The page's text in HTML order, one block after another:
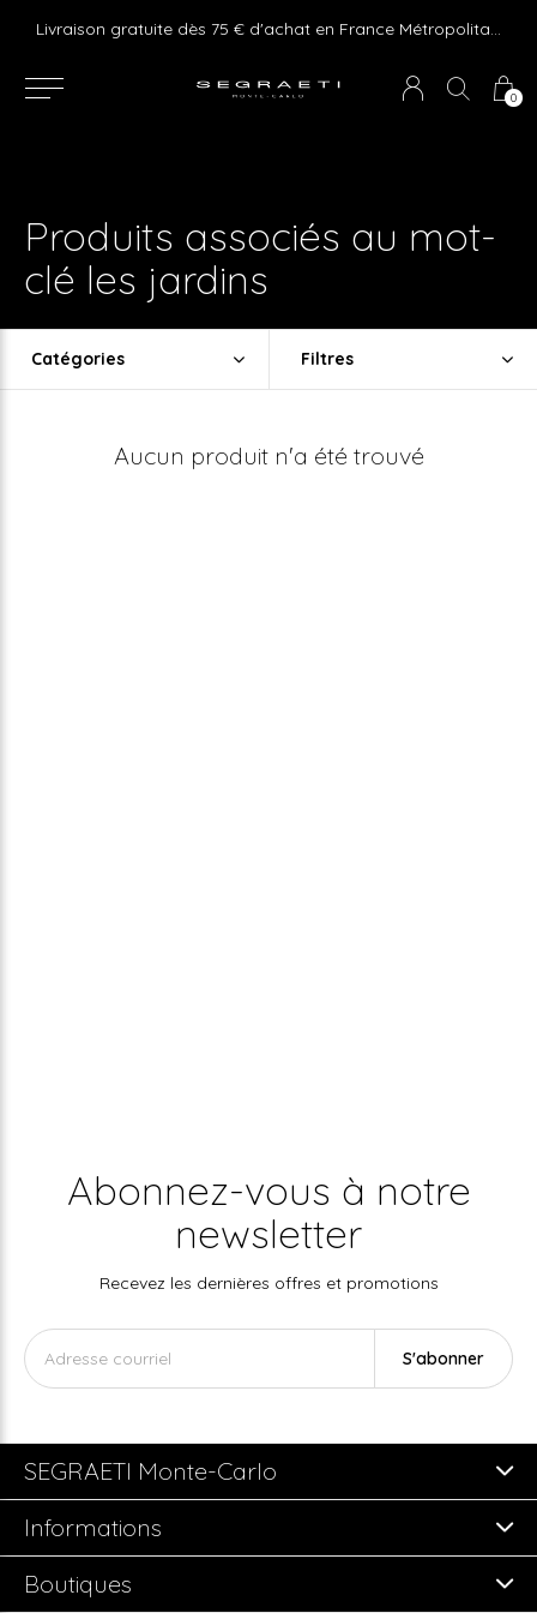
0
Livraison gratuite dès 75 € d'achat en France Métropolitaine et Monaco (hors mobilier)
Produits associés au mot-
clé les jardins
Catégories Filtres
Aucun produit n'a été trouvé
Abonnez-vous à notre
newsletter
Recevez les dernières offres et promotions
S'abonner
SEGRAETI Monte-Carlo
Informations
Boutiques